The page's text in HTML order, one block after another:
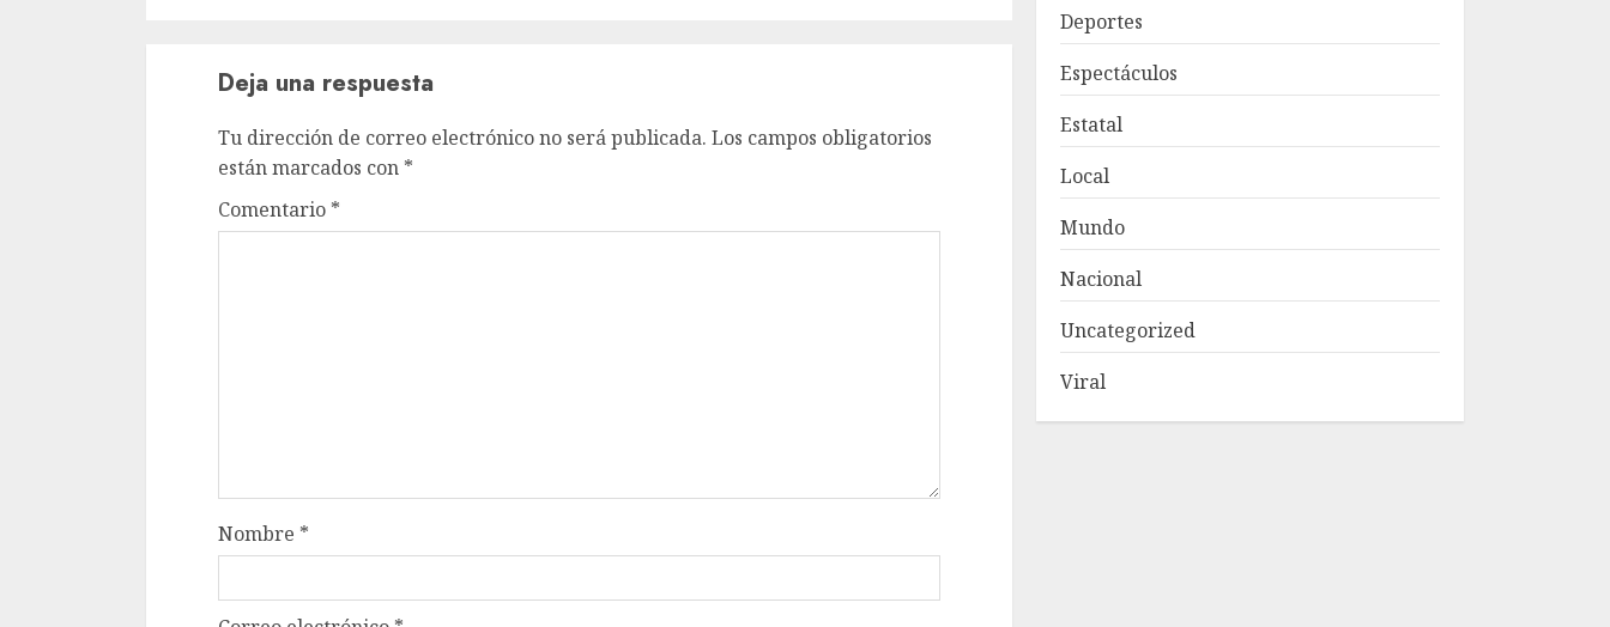
Deja una respuesta
Tu dirección de correo electrónico no será publicada. Los campos obligatorios
están marcados con *
Comentario *
Nombre *
Deportes
Espectáculos
Estatal
Local
Mundo
Nacional
Uncategorized
Viral